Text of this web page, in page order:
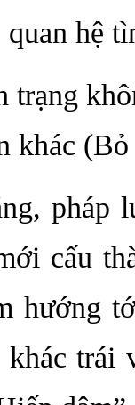
hệ
khác
luật
cấu
hướng
trái